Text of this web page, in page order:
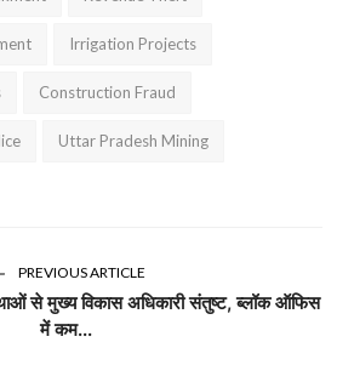
Irrigation Projects
Construction Fraud
Uttar Pradesh Mining
PREVIOUS ARTICLE
से मुख्य विकास अधिकारी संतुष्ट, ब्लॉक ऑफिस
में कम...